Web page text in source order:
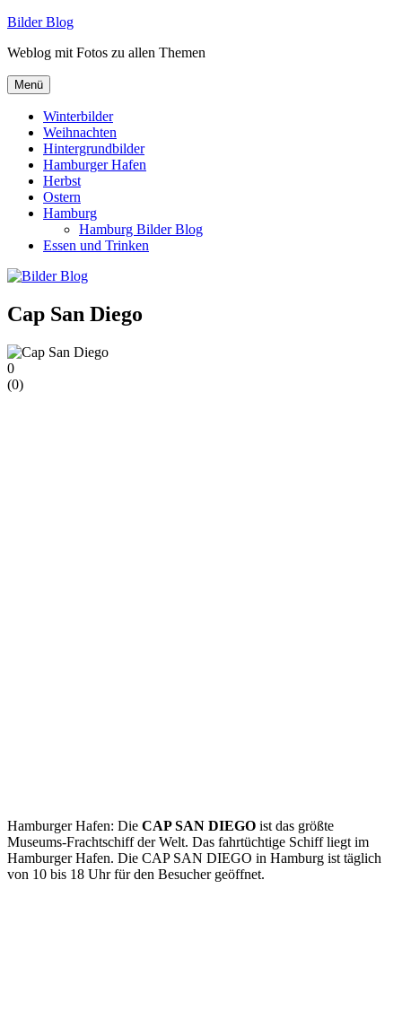
Zum
springen
Bilder Blog
Weblog mit Fotos zu allen Themen
Menü
Winterbilder
Weihnachten
Hintergrundbilder
Hamburger Hafen
Herbst
Ostern
Hamburg
Hamburg Bilder Blog
Essen und Trinken
Cap San Diego
0
(0)
Hamburger Hafen: Die CAP SAN DIEGO ist das größte
Museums-Frachtschiff der Welt. Das fahrtüchtige Schiff liegt im
Hamburger Hafen. Die CAP SAN DIEGO in Hamburg ist täglich
von 10 bis 18 Uhr für den Besucher geöffnet.